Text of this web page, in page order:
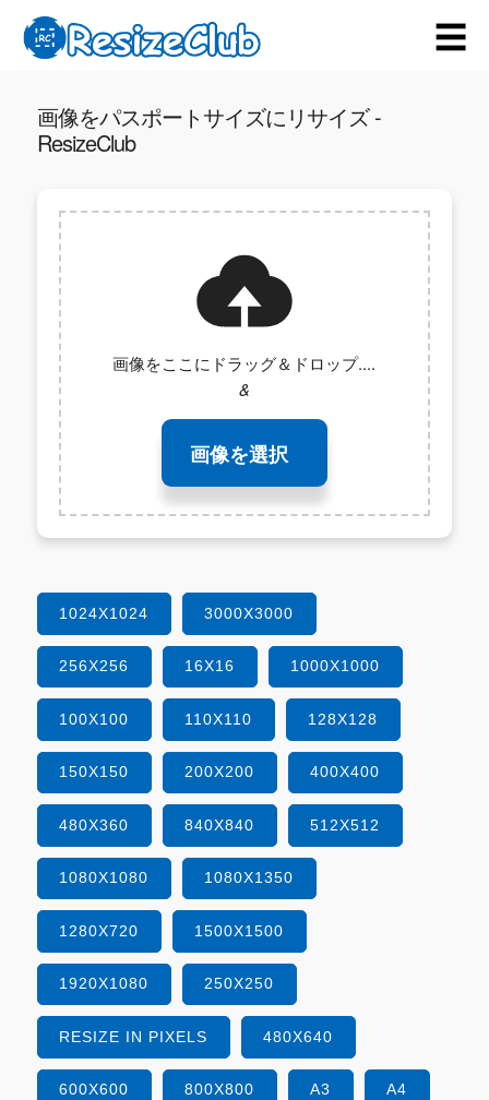
☰
画像をパスポートサイズにリサイズ -
ResizeClub
画像をここにドラッグ＆ドロップ....
&
画像を選択
1024X1024 3000X3000
256X256 16X16 1000X1000
100X100 110X110 128X128
150X150 200X200 400X400
480X360 840X840 512X512
1080X1080 1080X1350
1280X720 1500X1500
1920X1080 250X250
RESIZE IN PIXELS 480X640
600X600 800X800 A3 A4